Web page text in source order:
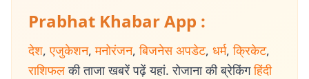
Prabhat Khabar App :
देश, एजुकेशन, मनोरंजन, बिजनेस अपडेट, धर्म, क्रिकेट,
राशिफल की ताजा खबरें पढ़ें यहां. रोजाना की ब्रेकिंग हिंदी